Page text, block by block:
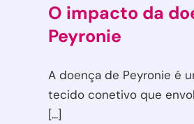
O impacto da
Peyronie
A doença de Peyronie é
tecido conetivo que
[...]